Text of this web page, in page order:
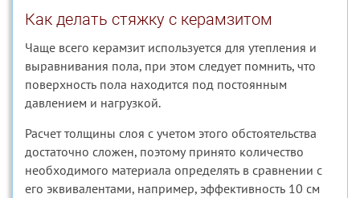
Как делать стяжку с керамзитом
Чаще всего керамзит используется для утепления и
выравнивания пола, при этом следует помнить, что
поверхность пола находится под постоянным
давлением и нагрузкой.
Расчет толщины слоя с учетом этого обстоятельства
достаточно сложен, поэтому принято количество
необходимого материала определять в сравнении с
его эквивалентами, например, эффективность 10 см